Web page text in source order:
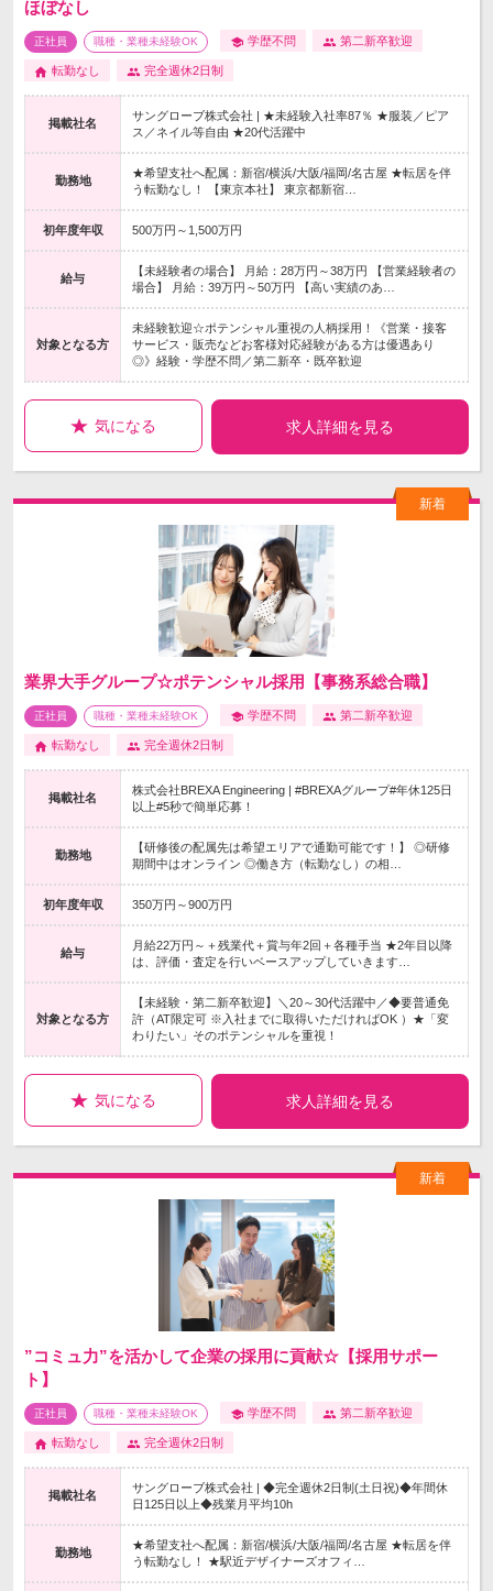
ほぼなし
正社員 職種・業種未経験OK 学歴不問 第二新卒歓迎
転勤なし 完全週休2日制
掲載社名
サングローブ株式会社 | ★未経験入社率87％ ★服装／ピア
ス／ネイル等自由 ★20代活躍中
勤務地
★希望支社へ配属：新宿/横浜/大阪/福岡/名古屋 ★転居を伴
う転勤なし！ 【東京本社】 東京都新宿…
初年度年収 500万円～1,500万円
給与
【未経験者の場合】 月給：28万円～38万円 【営業経験者の
場合】 月給：39万円～50万円 【高い実績のあ…
対象となる方
未経験歓迎☆ポテンシャル重視の人柄採用！《営業・接客
サービス・販売などお客様対応経験がある方は優遇あり
◎》経験・学歴不問／第二新卒・既卒歓迎
気になる 求人詳細を見る
業界大手グループ☆ポテンシャル採用【事務系総合職】
正社員 職種・業種未経験OK 学歴不問 第二新卒歓迎
転勤なし 完全週休2日制
掲載社名
株式会社BREXA Engineering | #BREXAグループ#年休125日
以上#5秒で簡単応募！
勤務地
【研修後の配属先は希望エリアで通勤可能です！】 ◎研修
期間中はオンライン ◎働き方（転勤なし）の相…
初年度年収 350万円～900万円
給与
月給22万円～＋残業代＋賞与年2回＋各種手当 ★2年目以降
は、評価・査定を行いベースアップしていきます…
対象となる方
【未経験・第二新卒歓迎】＼20～30代活躍中／◆要普通免
許（AT限定可 ※入社までに取得いただければOK ）★「変
わりたい」そのポテンシャルを重視！
気になる 求人詳細を見る
”コミュ力”を活かして企業の採用に貢献☆【採用サポー
ト】
正社員 職種・業種未経験OK 学歴不問 第二新卒歓迎
転勤なし 完全週休2日制
掲載社名
サングローブ株式会社 | ◆完全週休2日制(土日祝)◆年間休
日125日以上◆残業月平均10h
勤務地
★希望支社へ配属：新宿/横浜/大阪/福岡/名古屋 ★転居を伴
う転勤なし！ ★駅近デザイナーズオフィ…